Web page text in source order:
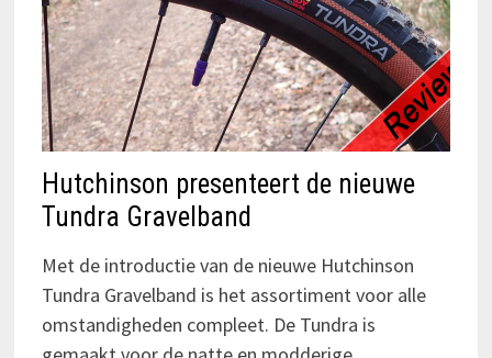
Hutchinson presenteert de nieuwe
Tundra Gravelband
Met de introductie van de nieuwe Hutchinson
Tundra Gravelband is het assortiment voor alle
omstandigheden compleet. De Tundra is